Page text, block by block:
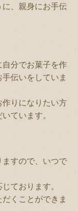
、親身にお手伝
分でお菓子を作
伝いをしていま
りになりたい方
ています。
ますので、いつで
ております。
くことができま